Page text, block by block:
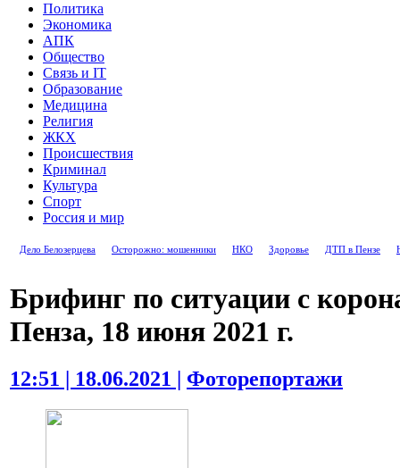
Политика
Экономика
АПК
Общество
Связь и IT
Образование
Медицина
Религия
ЖКХ
Происшествия
Криминал
Культура
Спорт
Россия и мир
Дело Белозерцева Осторожно: мошенники НКО Здоровье ДТП в Пензе
Брифинг по ситуации с
Пенза, 18 июня 2021 г.
12:51 | 18.06.2021 | Фоторепортажи